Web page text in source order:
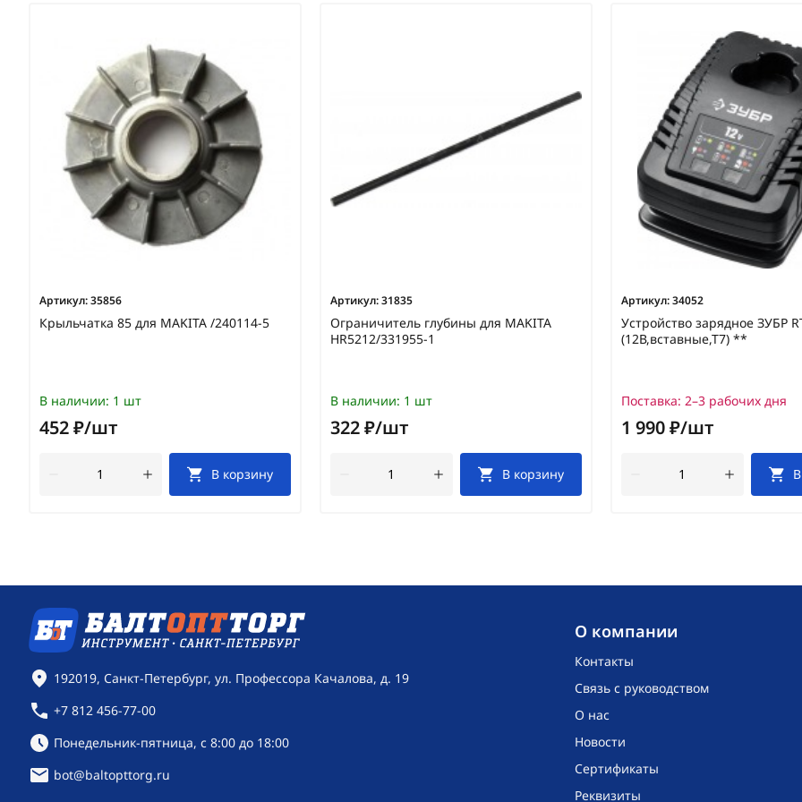
Артикул:35856
Крыльчатка 85 для MAKITA /240114-5
В наличии: 1 шт
452 ₽/шт
В корзину
Артикул:31835
Ограничитель глубины для MAKITA
HR5212/331955-1
В наличии: 1 шт
322 ₽/шт
В корзину
Артикул:34052
Устройство зарядное ЗУБР
(12В,вставные,Т7) **
Поставка: 2–3 рабочих дня
1 990 ₽/шт
O компании
Контакты
Связь с руководством
О нас
Новости
Сертификаты
Реквизиты
Контактная информация
192019, Санкт-Петербург, ул. Профессора Качалова, д. 19
+7 812 456-77-00
Режим работы:
Понедельник-пятница, с 8:00 до 18:00
bot@baltopttorg.ru